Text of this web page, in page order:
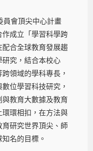
員會頂尖中心計畫
成立「學習科學跨
合全球教育發展趨
究，結合本校心
領域的學科專長，
位學習科技研究，
教育大數據及教育
環相扣，在方法與
研究世界頂尖、師
名的目標。